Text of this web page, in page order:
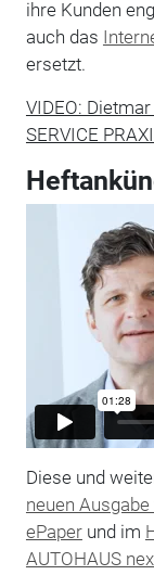
ihre Kunden
auch das
ersetzt.
VIDEO:
SERVICE
Diese und
neuen
ePaperund im
AUTOHAUS